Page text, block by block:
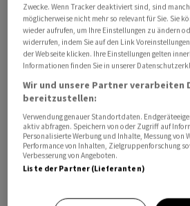
Hauptquartier des Bündnisses.
Juli seine Sicherheitsgarantien
Agrarausfuhren über das
zurückgezogen.
Zwecke. Wenn Tracker deaktiviert sind, sind
möglicherweise nicht mehr so relevant für Sie. Sie
wieder aufrufen, um Ihre Einstellungen zu ändern
widerrufen, indem Sie auf den Link
der Webseite klicken. Ihre Einstellungen gelten
Informationen finden Sie in unserer
Wir und unsere Partner verarbeiten
bereitzustellen:
Verwendung genauer Standortdaten.
aktiv abfragen. Speichern von oder Zugriff auf
Personalisierte Werbung und Inhalte, Messung von
Performance von Inhalten, Zielgruppenforschung
Verbesserung von Angeboten.
Liste der Partner (Lieferanten)